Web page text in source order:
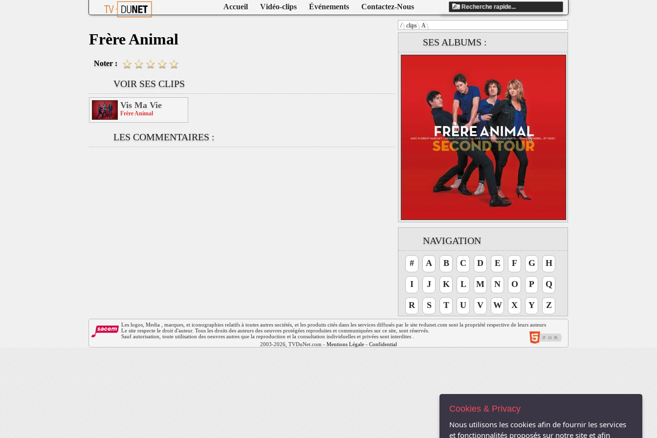
Accueil Vidéo-clips Événements Contactez-Nous
/ clips A
Warning: Undefined array key "artiste_id" in
/home/clients/858fbe13c5dafaea9ccb87e1c41d4337/web/clip_global.php
on line104
SES ALBUMS :
NAVIGATION
# A B C D E F G H
I J K L M N O P Q
R S T U V W X Y Z
Frère Animal
Noter :
VOIR SES CLIPS
Vis Ma Vie
Frère Animal
LES COMMENTAIRES :
Les logos, Media , marques, et iconographies relatifs à toutes autres sociétés, et les produits cités dans les services diffusés par le site tvdunet.com sont la propriété respective de leurs auteurs
Le site respecte le droit d'auteur. Tous les droits des auteurs des oeuvres protégées reproduites et communiquées sur ce site, sont réservés.
Sauf autorisation, toute utilisation des oeuvres autres que la reproduction et la consultation individuelles et privées sont interdites .
2003-2026, TVDuNet.com - Mentions Légale - Confidentialité
Cookies & Privacy
Nous utilisons les cookies afin de fournir les services
et fonctionnalités proposés sur notre site et afin